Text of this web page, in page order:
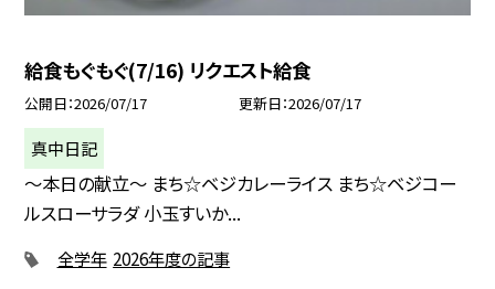
給食もぐもぐ(7/16) リクエスト給食
公開日 2026/07/17 更新日 2026/07/17
真中日記
〜本日の献立〜 まち☆ベジカレーライス まち☆ベジコー
ルスローサラダ 小玉すいか...
全学年 2026年度の記事